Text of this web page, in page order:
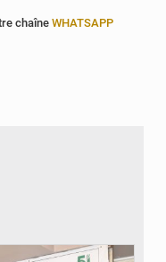
chaîne WHATSAPP